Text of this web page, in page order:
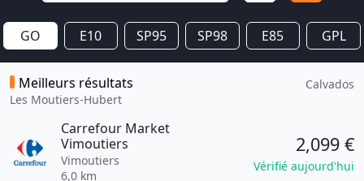
GO E10 SP95 SP98 E85 GPL
Meilleurs résultats
Les Moutiers-Hubert
Calvados
Carrefour Market
Vimoutiers
Vimoutiers
6,0 km
2,099 €
Vérifié aujourd'hui